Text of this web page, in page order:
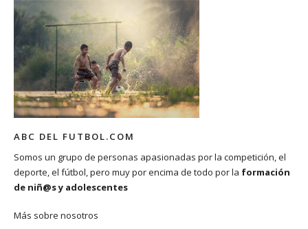
ABC DEL FUTBOL.COM
Somos un grupo de personas apasionadas por la competición, el
deporte, el fútbol, pero muy por encima de todo por la formación
de niñ@s y adolescentes
Más sobre nosotros